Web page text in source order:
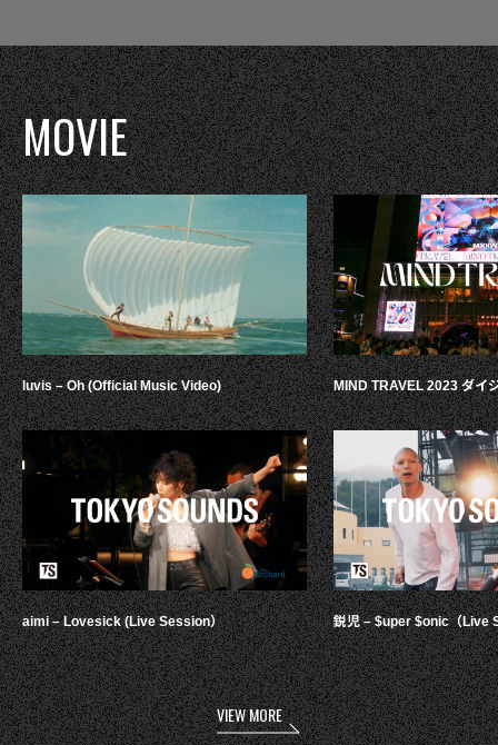
MOVIE
luvis – Oh (Official Music Video)
aimi – Lovesick (Live Session）
MIND TRAVEL 2023 ダイ
鋭児 – $uper $onic（Live
VIEW MORE